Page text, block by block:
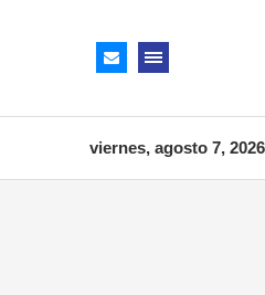
viernes, agosto 7, 2026